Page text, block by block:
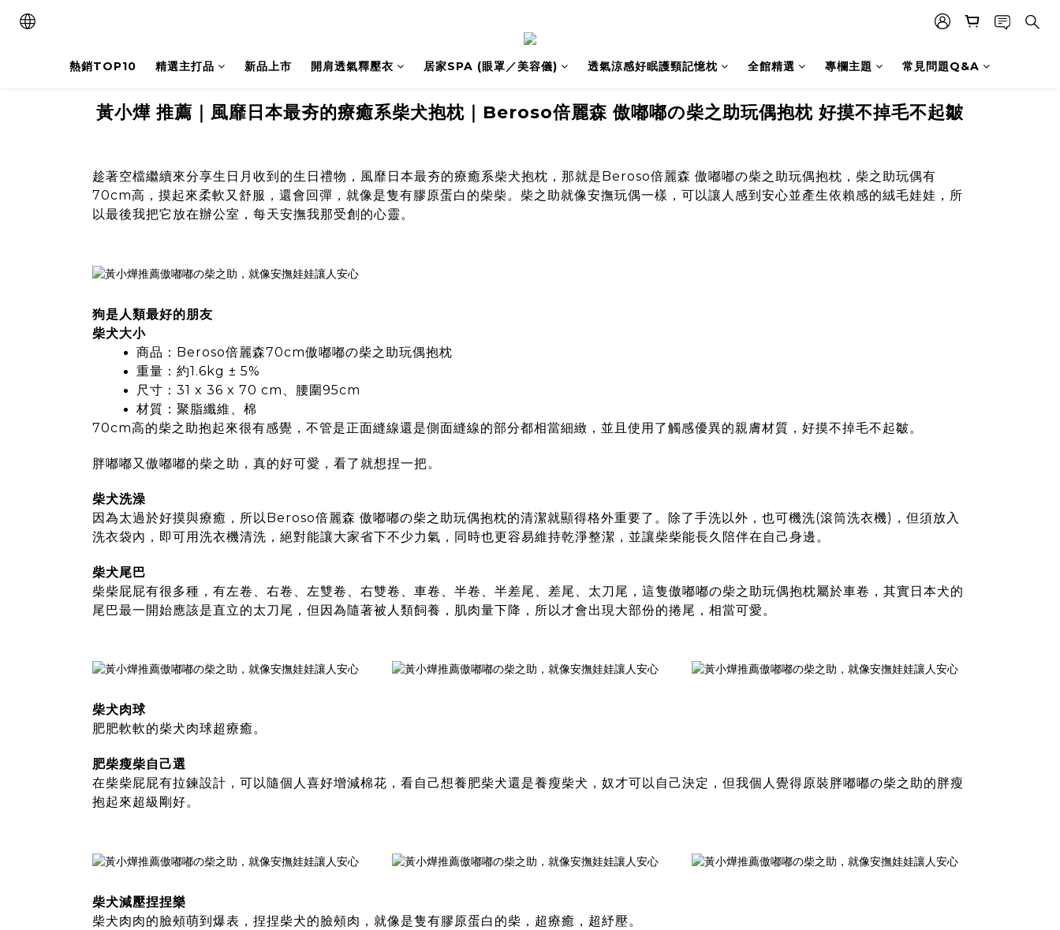
熱銷TOP10 精選主打品 新品上市 開肩透氣釋壓衣 居家SPA (眼罩／美容儀) 透氣涼感好眠護頸記憶枕 全館精選 專欄主題 常見問題Q&A
黃小燁 推薦｜風靡日本最夯的療癒系柴犬抱枕｜Beroso倍麗森 傲嘟嘟の柴之助玩偶抱枕 好摸不掉毛不起皺
趁著空檔繼續來分享生日月收到的生日禮物，風靡日本最夯的療癒系柴犬抱枕，那就是Beroso倍麗森 傲嘟嘟の柴之助玩偶抱枕 ，柴之助玩偶有
70cm高，摸起來柔軟又舒服，還會回彈，就像是隻有膠原蛋白的柴柴。柴之助就像安撫玩偶一樣，可以讓人感到安心並產生依賴感的絨毛娃娃，所
以最後我把它放在辦公室，每天安撫我那受創的心靈。
狗是人類最好的朋友
柴犬大小
商品： Beroso倍麗森70cm傲嘟嘟の柴之助玩偶抱枕
重量：約1.6kg ± 5%
尺寸：31 x 36 x 70 cm、腰圍95cm
材質：聚脂纖維、棉
70cm高的柴之助抱起來很有感覺，不管是正面縫線還是側面縫線的部分都相當細緻，並且使用了觸感優異的親膚材質，好摸不掉毛不起皺。
胖嘟嘟又傲嘟嘟的柴之助，真的好可愛，看了就想捏一把。
柴犬洗澡
因為太過於好摸與療癒，所以 Beroso倍麗森 傲嘟嘟の柴之助玩偶抱枕的清潔就顯得格外重要了。除了手洗以外，也可機洗(滾筒洗衣機)，但須放入
洗衣袋內，即可用洗衣機清洗，絕對能讓大家省下不少力氣，同時也更容易維持乾淨整潔，並讓柴柴能長久陪伴在自己身邊。
柴犬尾巴
柴柴屁屁有很多種，有左卷、右卷、左雙卷、右雙卷、車卷、半卷、半差尾、差尾、太刀尾，這隻傲嘟嘟の柴之助玩偶抱枕屬於車卷，其實日本犬的
尾巴最一開始應該是直立的太刀尾，但因為隨著被人類飼養，肌肉量下降，所以才會出現大部份的捲尾，相當可愛。
柴犬肉球
肥肥軟軟的柴犬肉球超療癒。
肥柴瘦柴自己選
在柴柴屁屁有拉鍊設計，可以隨個人喜好增減棉花，看自己想養肥柴犬還是養瘦柴犬，奴才可以自己決定，但我個人覺得原裝胖嘟嘟の柴之助的胖瘦
抱起來超級剛好。
柴犬減壓捏捏樂
柴犬肉肉的臉頰萌到爆表，捏捏柴犬的臉頰肉，就像是隻有膠原蛋白的柴，超療癒，超紓壓。